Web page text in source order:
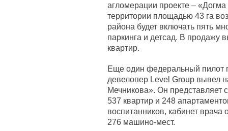
агломерации проекте –
территории площадью 43 га
района будет включать пять
паркинга и детсад. В продажу
квартир.
Еще один федеральный пилот
девелопер Level Group вывел
Мечникова». Он представляет
537 квартир и 248
воспитанников, кабинет
276 машино-мест.